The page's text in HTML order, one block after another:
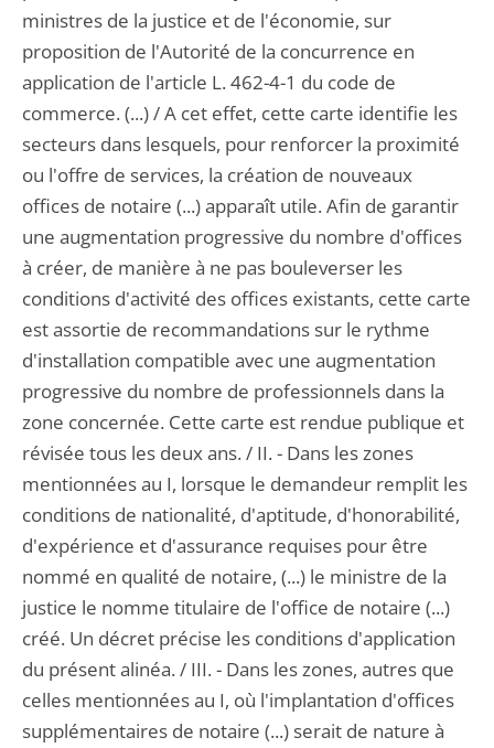
ministres de la justice et de l'économie, sur
proposition de l'Autorité de la concurrence en
application de l'article L. 462-4-1 du code de
commerce. (...) / A cet effet, cette carte identifie les
secteurs dans lesquels, pour renforcer la proximité
ou l'offre de services, la création de nouveaux
offices de notaire (...) apparaît utile. Afin de garantir
une augmentation progressive du nombre d'offices
à créer, de manière à ne pas bouleverser les
conditions d'activité des offices existants, cette carte
est assortie de recommandations sur le rythme
d'installation compatible avec une augmentation
progressive du nombre de professionnels dans la
zone concernée. Cette carte est rendue publique et
révisée tous les deux ans. / II. - Dans les zones
mentionnées au I, lorsque le demandeur remplit les
conditions de nationalité, d'aptitude, d'honorabilité,
d'expérience et d'assurance requises pour être
nommé en qualité de notaire, (...) le ministre de la
justice le nomme titulaire de l'office de notaire (...)
créé. Un décret précise les conditions d'application
du présent alinéa. / III. - Dans les zones, autres que
celles mentionnées au I, où l'implantation d'offices
supplémentaires de notaire (...) serait de nature à